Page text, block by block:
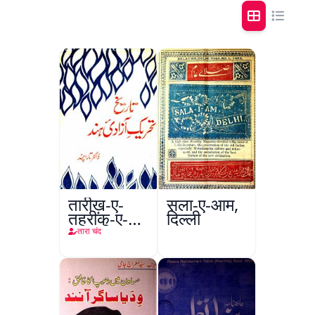
तारीख़-ए-
तहरीक-ए-
आज़ादी-ए-
तारा चंद
सला-ए-आम,
दिल्ली